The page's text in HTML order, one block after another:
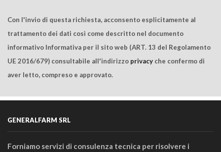
Con l'invio di questa richiesta, acconsento esplicitamente al
trattamento dei dati così come descritto nel documento
informativo Informativa per il sito web (ART. 13 del Regolamento
UE 2016/679) consultabile all'indirizzo privacy che confermo di
aver letto, compreso e approvato.
GENERALFARM SRL
Forniamo servizi di consulenza tecnica per risolvere i